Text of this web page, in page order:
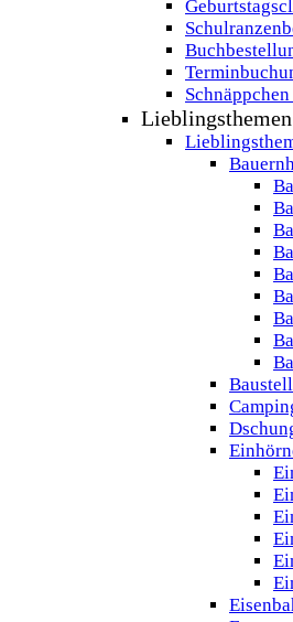
Lieblingsthemen